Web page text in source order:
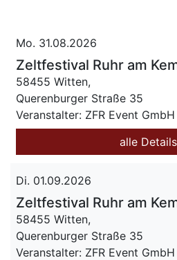
Mo. 31.08.2026
Zeltfestival Ruhr am
58455 Witten,
Querenburger Straße 35
Veranstalter: ZFR Event GmbH
alle Details
Di. 01.09.2026
Zeltfestival Ruhr am
58455 Witten,
Querenburger Straße 35
Veranstalter: ZFR Event GmbH